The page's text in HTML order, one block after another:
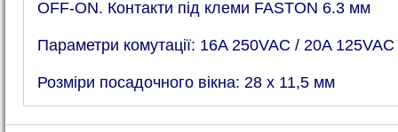
OFF-ON. Контакти під клеми FASTON 6.3 мм
Параметри комутації: 16A 250VAC / 20A 125VAC
Розміри посадочного вікна: 28 х 11,5 мм